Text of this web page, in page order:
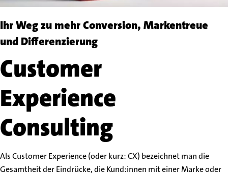
Ihr Weg zu mehr Conversion, Markentreue
und Differenzierung
Customer
Experience
Consulting
Als Customer Experience (oder kurz: CX) bezeichnet man die
Gesamtheit der Eindrücke, die Kund:innen mit einer Marke oder